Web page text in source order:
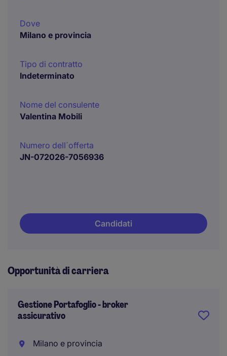
Dove
Milano e provincia
Tipo di contratto
Indeterminato
Nome del consulente
Valentina Mobili
Numero dell´offerta
JN-072026-7056936
Candidati
Opportunità di carriera
Gestione Portafoglio - broker
assicurativo
Milano e provincia